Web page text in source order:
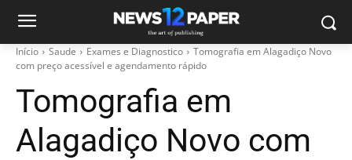
Início Saude Exames e Diagnostico
Tomografia em Alagadiço Novo
com preço acessível e agendamento rápido
Tomografia em
Alagadiço Novo com